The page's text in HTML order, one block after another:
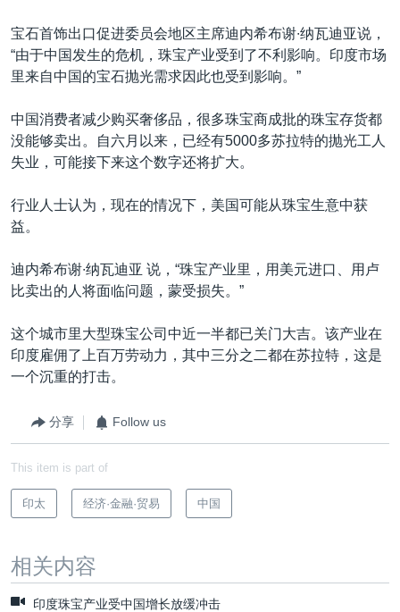
GEN Z 看美国
宝石首饰出口促进委员会地区主席迪内希布谢∙纳瓦迪亚说，
“由于中国发生的危机，珠宝产业受到了不利影响。印度市场
里来自中国的宝石抛光需求因此也受到影响。”
中国消费者减少购买奢侈品，很多珠宝商成批的珠宝存货都
没能够卖出。自六月以来，已经有5000多苏拉特的抛光工人
失业，可能接下来这个数字还将扩大。
行业人士认为，现在的情况下，美国可能从珠宝生意中获
益。
迪内希布谢∙纳瓦迪亚 说，“珠宝产业里，用美元进口、用卢
比卖出的人将面临问题，蒙受损失。”
这个城市里大型珠宝公司中近一半都已关门大吉。该产业在
印度雇佣了上百万劳动力，其中三分之二都在苏拉特，这是
一个沉重的打击。
分享 Follow us
This item is part of
印太 经济·金融·贸易 中国
相关内容
印度珠宝产业受中国增长放缓冲击